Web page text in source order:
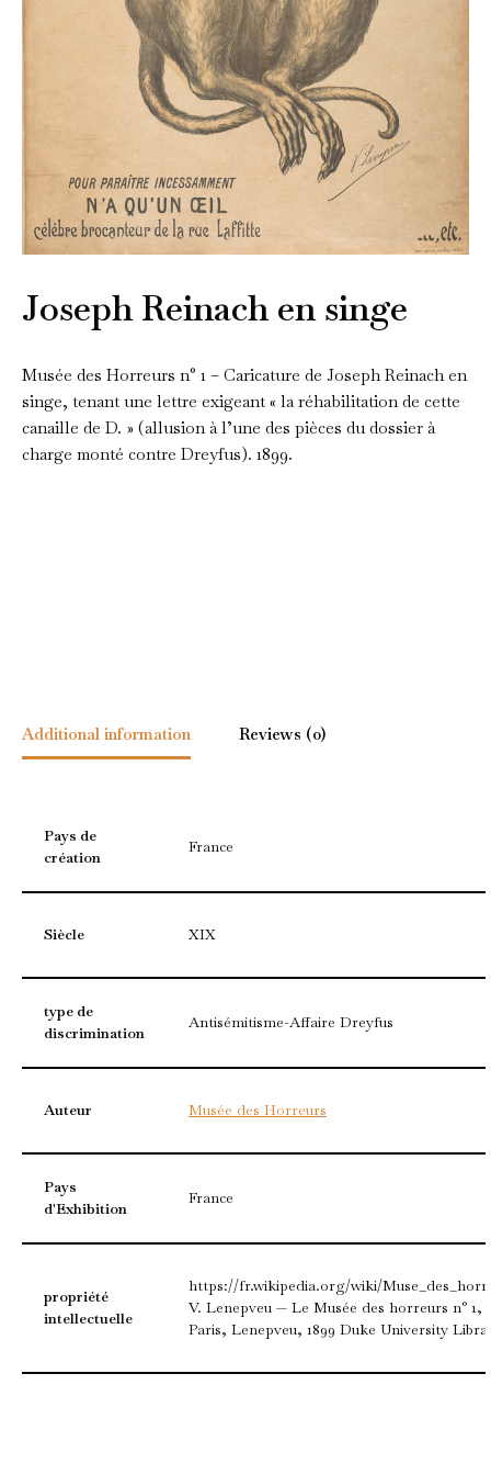
Joseph Reinach en singe
Musée des Horreurs n° 1 – Caricature de Joseph Reinach en
singe, tenant une lettre exigeant « la réhabilitation de cette
canaille de D. » (allusion à l’une des pièces du dossier à
charge monté contre Dreyfus). 1899.
Additional information Reviews (0)
Pays de
création
France
Siècle XIX
type de
discrimination
Antisémitisme-Affaire Dreyfus
Auteur Musée des Horreurs
Pays
d'Exhibition
France
propriété
intellectuelle
https://fr.wikipedia.org/wiki/
V. Lenepveu — Le Musée des horreurs n° 1,
Paris, Lenepveu, 1899 Duke University